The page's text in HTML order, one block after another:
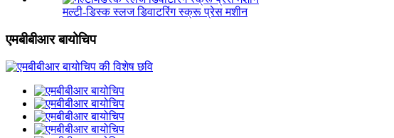
मल्टी-डिस्क स्लज डिवाटरिंग स्क्रू प्रेस मशीन
एमबीबीआर बायोचिप